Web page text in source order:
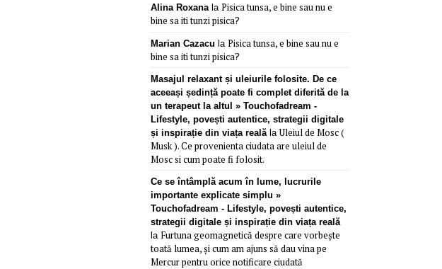
Alina Roxanala Pisica tunsa, e bine sau nu e
bine sa iti tunzi pisica?
Marian Cazacu la Pisica tunsa, e bine sau nu e
bine sa iti tunzi pisica?
Masajul relaxant și uleiurile folosite. De ce
aceeași ședință poate fi complet diferită de la
un terapeut la altul » Touchofadream -
Lifestyle, povești autentice, strategii digitale
și inspirație din viața reală laUleiul de Mosc (
Musk ). Ce provenienta ciudata are uleiul de
Mosc si cum poate fi folosit.
Ce se întâmplă acum în lume, lucrurile
importante explicate simplu »
Touchofadream - Lifestyle, povești autentice,
strategii digitale și inspirație din viața reală
la Furtuna geomagnetică despre care vorbește
toată lumea, și cum am ajuns să dau vina pe
Mercur pentru orice notificare ciudată